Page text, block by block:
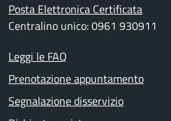
Posta Elettronica Certificata
Centralino unico: 0961 930911
Leggi le FAQ
Prenotazione appuntamento
Segnalazione disservizio